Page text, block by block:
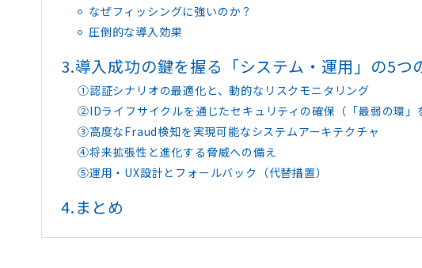
なぜフィッシングに強いのか？
圧倒的な導入効果
3.導入成功の鍵を握る「システム・運用」の5つ
①認証シナリオの最適化と、動的なリスクモニタリング
②IDライフサイクルを通じたセキュリティの確保（「最弱の環」
③高度なFraud検知を実現可能なシステムアーキテクチャ
④将来拡張性と進化する脅威への備え
⑤運用・UX設計とフォールバック（代替措置）
4.まとめ